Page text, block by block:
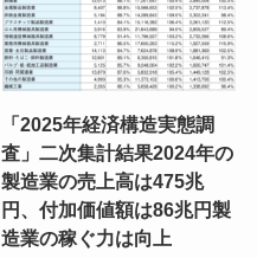
「2025年経済構造実態調
査」二次集計結果2024年の
製造業の売上高は475兆
円、付加価値額は86兆円製
造業の稼ぐ力は向上